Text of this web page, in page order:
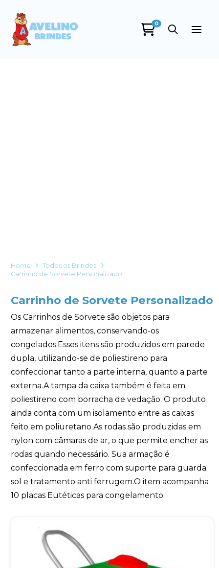
0
Home
Todos os Brindes
Carrinho de Sorvete Personalizado
Carrinho de Sorvete Personalizado
Os Carrinhos de Sorvete são objetos para
armazenar alimentos, conservando-os
congelados.Esses itens são produzidos em parede
dupla, utilizando-se de poliestireno para
confeccionar tanto a parte interna, quanto a parte
externa.A tampa da caixa também é feita em
poliestireno com borracha de vedação. O produto
ainda conta com um isolamento entre as caixas
feito em poliuretano.As rodas são produzidas em
nylon com câmaras de ar, o que permite encher as
rodas quando necessário. Sua armação é
confeccionada em ferro com suporte para guarda
sol e tratamento anti ferrugem.O item acompanha
10 placas Eutéticas para congelamento.
Avelino Brindes
de marketing. Você pode alterar suas preferências a
qualquer momento.
Iniciar conversa